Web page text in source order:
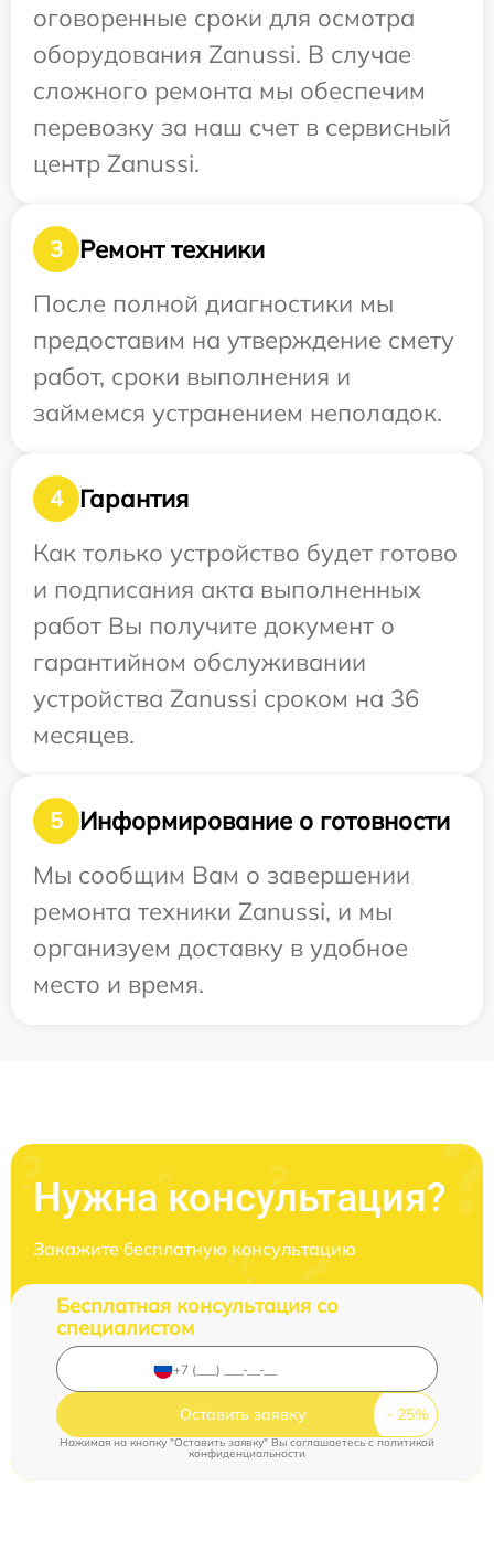
оговоренные сроки для осмотра
оборудования Zanussi. В случае
сложного ремонта мы обеспечим
перевозку за наш счет в сервисный
центр Zanussi.
3
Ремонт техники
После полной диагностики мы
предоставим на утверждение смету
работ, сроки выполнения и
займемся устранением неполадок.
4
Гарантия
Как только устройство будет готово
и подписания акта выполненных
работ Вы получите документ о
гарантийном обслуживании
устройства Zanussi сроком на 36
месяцев.
5
Информирование о готовности
Мы сообщим Вам о завершении
ремонта техники Zanussi, и мы
организуем доставку в удобное
место и время.
Нужна консультация?
Закажите бесплатную консультацию
Бесплатная консультация со
специалистом
Оставить заявку
Нажимая на кнопку "Оставить заявку" Вы соглашаетесь cполитикой
конфиденциальности